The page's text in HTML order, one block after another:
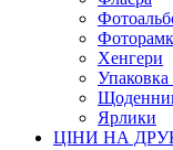
Хенгери
Ярлики
ЦІНИ НА